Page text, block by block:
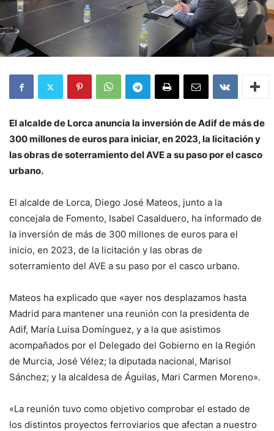
El alcalde de Lorca anuncia la inversión de Adif de más de
300 millones de euros para iniciar, en 2023, la licitación y
las obras de soterramiento del AVE a su paso por el casco
urbano.
El alcalde de Lorca, Diego José Mateos, junto a la
concejala de Fomento, Isabel Casalduero, ha informado de
la inversión de más de 300 millones de euros para el
inicio, en 2023, de la licitación y las obras de
soterramiento del AVE a su paso por el casco urbano.
Mateos ha explicado que «ayer nos desplazamos hasta
Madrid para mantener una reunión con la presidenta de
Adif, María Luisa Domínguez, y a la que asistimos
acompañados por el Delegado del Gobierno en la Región
de Murcia, José Vélez; la diputada nacional, Marisol
Sánchez; y la alcaldesa de Águilas, Mari Carmen Moreno».
«La reunión tuvo como objetivo comprobar el estado de
los distintos proyectos ferroviarios que afectan a nuestro